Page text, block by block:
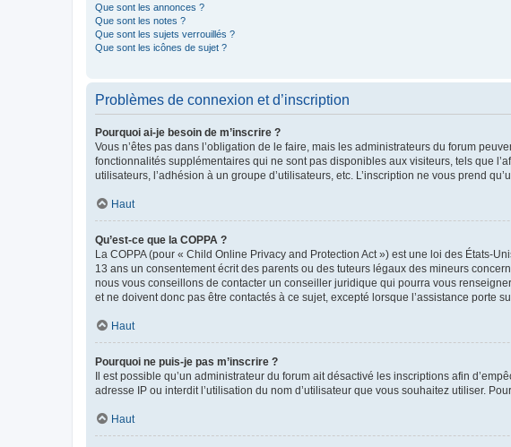
Que sont les annonces ?
Que sont les notes ?
Que sont les sujets verrouillés ?
Que sont les icônes de sujet ?
Problèmes de connexion et d’inscription
Pourquoi ai-je besoin de m’inscrire ?
Vous n’êtes pas dans l’obligation de le faire, mais les administrateurs du forum
fonctionnalités supplémentaires qui ne sont pas disponibles aux visiteurs, tels que
utilisateurs, l’adhésion à un groupe d’utilisateurs, etc. L’inscription ne vous prend
Haut
Qu’est-ce que la COPPA ?
La COPPA (pour « Child Online Privacy and Protection Act ») est une loi des États-
13 ans un consentement écrit des parents ou des tuteurs légaux des mineurs
nous vous conseillons de contacter un conseiller juridique qui pourra vous
et ne doivent donc pas être contactés à ce sujet, excepté lorsque l’assistance porte
Haut
Pourquoi ne puis-je pas m’inscrire ?
Il est possible qu’un administrateur du forum ait désactivé les inscriptions afin
adresse IP ou interdit l’utilisation du nom d’utilisateur que vous souhaitez utiliser.
Haut